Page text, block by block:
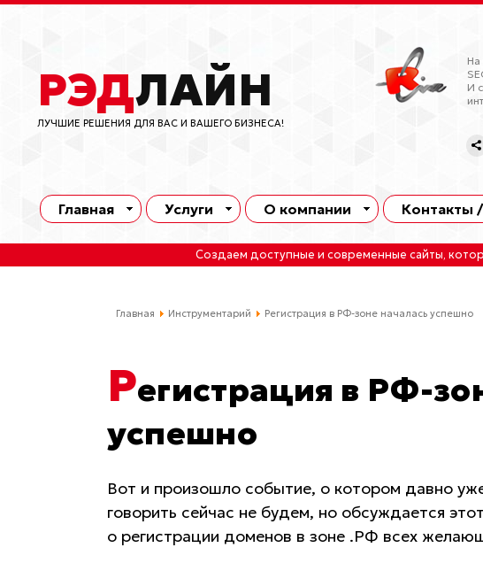
РЭДЛАЙН
ЛУЧШИЕ РЕШЕНИЯ ДЛЯ ВАС И ВАШЕГО БИЗНЕСА!
На
И
Главная Услуги О компании Контакты
Создаем доступные и современные сайты,
Главная Инструментарий Регистрация в РФ-зоне началась успешно
Регистрация в РФ-
успешно
Вот и произошло событие, о котором давно
говорить сейчас не будем, но обсуждается
о регистрации доменов в зоне .РФ всех